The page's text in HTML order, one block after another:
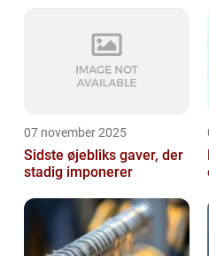
07 november 2025
Sidste øjebliks gaver, der
stadig imponerer